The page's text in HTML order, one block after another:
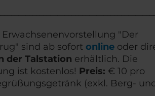
"Der
sind ab sofort online oder
der Talstation erhältlich. Die
ist kostenlos! Preis: € 10 pro
(exkl. Berg-